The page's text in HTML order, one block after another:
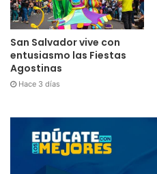
San Salvador vive con
entusiasmo las Fiestas
Agostinas
Hace 3 días